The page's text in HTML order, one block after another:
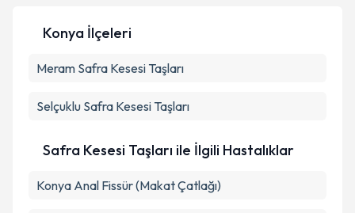
Metni'ni okudum ve kişisel verilerimin belirtilen
Konya İlçeleri
Meram Safra Kesesi Taşları
Selçuklu Safra Kesesi Taşları
Safra Kesesi Taşları ile İlgili Hastalıklar
Konya Anal Fissür (Makat Çatlağı)